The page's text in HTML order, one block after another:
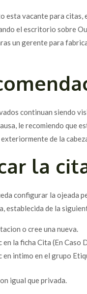
esta vacante para
el escritorio sobre
un gerente para
continuan siendo
le recomiendo que
de la
la
configurar la ojeada
establecida de la
o cree una nueva.
en la ficha Cita (En Caso
en intimo en el grupo
igual que privada.